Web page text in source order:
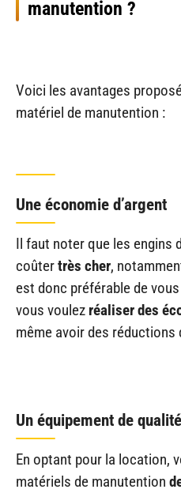
manutention ?
Voici les avantages
matériel de manutention :
Une économie d’argent
Il faut noter que les engins
coûtertrès cher,
est donc préférable de
vous voulez réaliser des
même avoir des réductions
Un équipement de qualité
En optant pour la location,
matériels de manutention